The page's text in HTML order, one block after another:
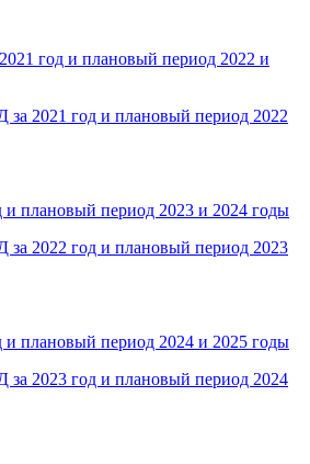
год и плановый период 2022 и
2021 год и плановый период 2022
плановый период 2023 и 2024 годы
2022 год и плановый период 2023
плановый период 2024 и 2025 годы
2023 год и плановый период 2024